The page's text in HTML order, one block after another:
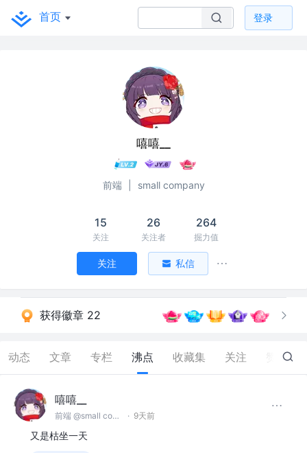
首页 登录
嘻嘻__
前端 small company
15
关注
26
关注者
264
掘力值
关注 私信
获得徽章 22
动态 文章 专栏 沸点 收藏集 关注 81
嘻嘻__
前端 @small company · 9天前
又是枯坐一天